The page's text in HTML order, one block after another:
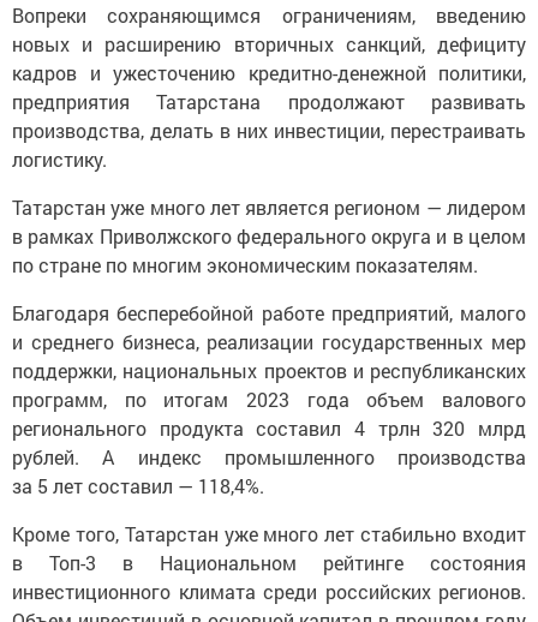
Вопреки сохраняющимся ограничениям, введению
новых и расширению вторичных санкций, дефициту
кадров и ужесточению кредитно-денежной политики,
предприятия Татарстана продолжают развивать
производства, делать в них инвестиции, перестраивать
логистику.
Татарстан уже много лет является регионом — лидером
в рамках Приволжского федерального округа и в целом
по стране по многим экономическим показателям.
Благодаря бесперебойной работе предприятий, малого
и среднего бизнеса, реализации государственных мер
поддержки, национальных проектов и республиканских
программ, по итогам 2023 года объем валового
регионального продукта составил 4 трлн 320 млрд
рублей. А индекс промышленного производства
за 5 лет составил — 118,4%.
Кроме того, Татарстан уже много лет стабильно входит
в Топ-3 в Национальном рейтинге состояния
инвестиционного климата среди российских регионов.